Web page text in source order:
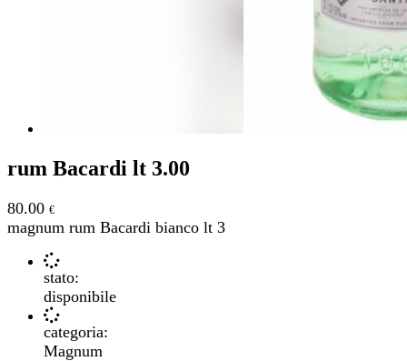
rum Bacardi lt 3.00
80.00 €
magnum rum Bacardi bianco lt 3
stato:
disponibile
categoria:
Magnum